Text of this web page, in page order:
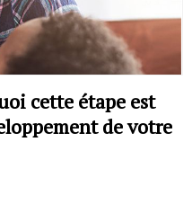
cette étape est
de votre